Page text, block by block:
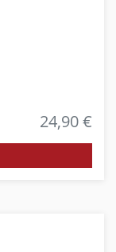
24,90 €